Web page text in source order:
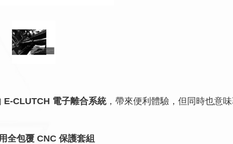
E-CLUTCH 電子離合系統，帶來便利體驗，但同時也意
全包覆 CNC 保護套組